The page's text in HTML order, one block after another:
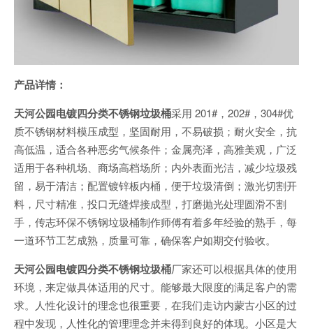
产品详情：
天河公园电镀四分类不锈钢垃圾桶采用 201#，202#，304#优
质不锈钢材料模压成型，坚固耐用，不易破损；耐火安全，抗
高低温，适合各种恶劣气候条件；金属亮泽，高雅美观，广泛
适用于各种机场、商场高档场所；内外表面光洁，减少垃圾残
留，易于清洁；配置镀锌板内桶，便于垃圾清倒；激光切割开
料，尺寸精准，投口无缝焊接成型，打磨抛光处理圆滑不割
手，传志环保不锈钢垃圾桶制作师傅有着多年经验的熟手，每
一道环节工艺成熟，质量可靠，确保客户如期交付验收。
天河公园电镀四分类不锈钢垃圾桶厂家还可以根据具体的使用
环境，来定做具体适用的尺寸。能够最大限度的满足客户的需
求。人性化设计的理念也很重要，在我们走访内蒙古小区的过
程中发现，人性化的管理理念并未得到良好的体现。小区是大